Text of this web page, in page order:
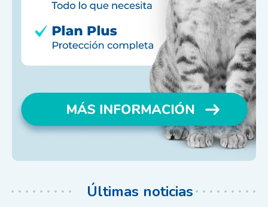
Últimas noticias